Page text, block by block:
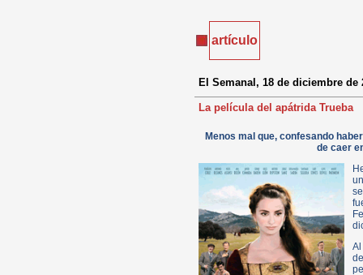
artículo
El Semanal, 18 de diciembre de
La película del apátrida Trueba
Menos mal que, confesando
de caer